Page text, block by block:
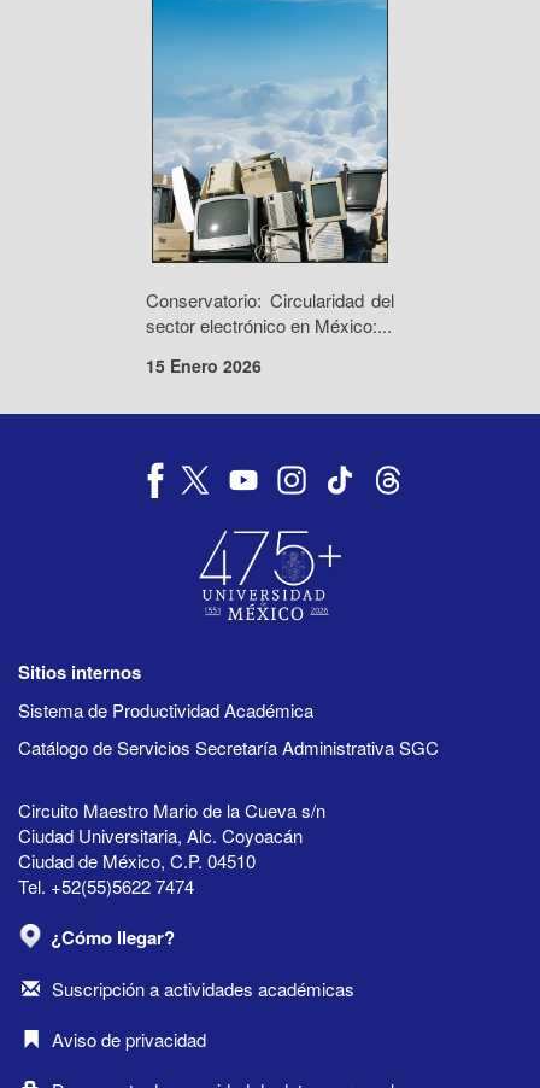
Conservatorio: Circularidad del
sector electrónico en México:...
15 Enero 2026
Sitios internos
Sistema de Productividad Académica
Catálogo de Servicios Secretaría Administrativa SGC
Circuito Maestro Mario de la Cueva s/n
Ciudad Universitaria, Alc. Coyoacán
Ciudad de México, C.P. 04510
Tel. +52(55)5622 7474
¿Cómo llegar?
Suscripción a actividades académicas
Aviso de privacidad